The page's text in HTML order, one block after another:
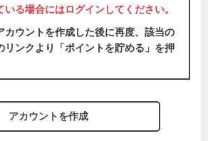
いる場合にはログインしてください。
カウントを作成した後に再度、該当の
リンクより「ポイントを貯める」を押
アカウントを作成